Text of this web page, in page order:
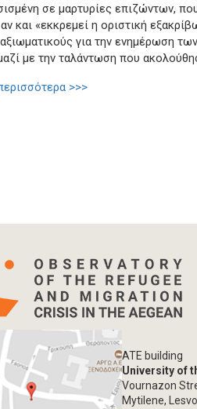
σε μαρτυρίες επιζώντων,
αν και «εκκρεμεί η οριστική
για την ενημέρωση
με την ταλάντωση που
>>>
ATE building
University of
Vournazon
Mytilene,